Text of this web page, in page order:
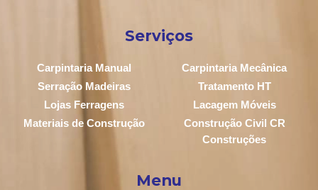
Serviços
Carpintaria Manual
Carpintaria Mecânica
Serração Madeiras
Tratamento HT
Lojas Ferragens
Lacagem Móveis
Materiais de Construção
Construção Civil CR
Construções
Menu